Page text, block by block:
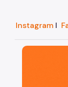
InstagramI
São Paulo,